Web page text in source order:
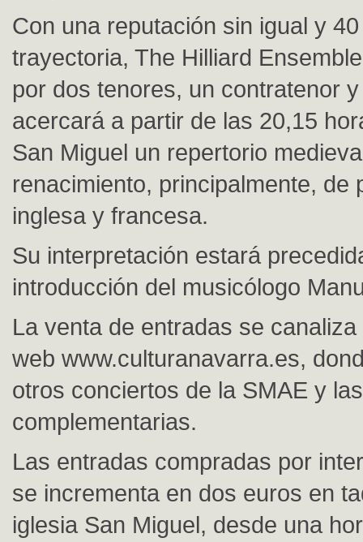
Con una reputación sin igual y
trayectoria, The Hilliard
por dos tenores, un contratenor
acercará a partir de las 20,15
San Miguel un repertorio
renacimiento, principalmente, de
inglesa y francesa.
Su interpretación estará
introducción del musicólogo
La venta de entradas se
web www.culturanavarra.es,
otros conciertos de la SMAE y
complementarias.
Las entradas compradas por
se incrementa en dos euros en
iglesia San Miguel, desde una